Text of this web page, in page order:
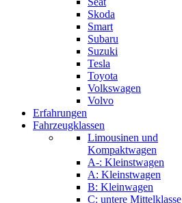
Skoda
Smart
Subaru
Suzuki
Tesla
Toyota
Volkswagen
Volvo
Erfahrungen
Fahrzeugklassen
Limousinen und
Kompaktwagen
A-: Kleinstwagen
A: Kleinstwagen
B: Kleinwagen
C: untere Mittelklasse